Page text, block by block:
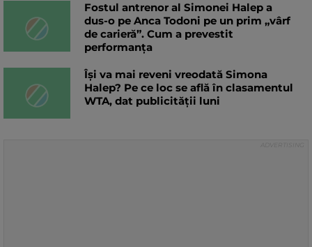
Fostul antrenor al Simonei Halep a
dus-o pe Anca Todoni pe un prim „vârf
de carieră”. Cum a prevestit
performanța
Își va mai reveni vreodată Simona
Halep? Pe ce loc se află în clasamentul
WTA, dat publicității luni